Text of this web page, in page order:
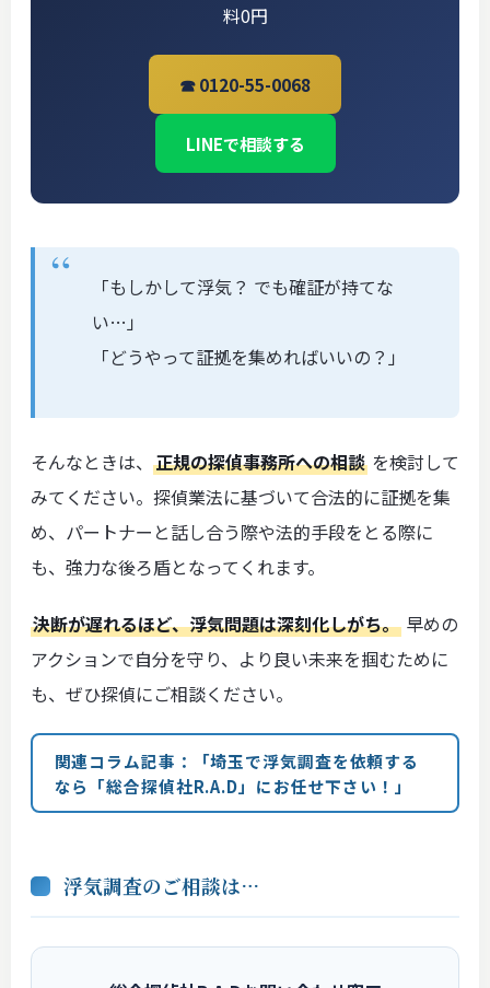
料0円
☎ 0120-55-0068
LINEで相談する
「もしかして浮気？ でも確証が持てな
い…」
「どうやって証拠を集めればいいの？」
そんなときは、 正規の探偵事務所への相談 を検討して
みてください。探偵業法に基づいて合法的に証拠を集
め、パートナーと話し合う際や法的手段をとる際に
も、強力な後ろ盾となってくれます。
決断が遅れるほど、浮気問題は深刻化しがち。 早めの
アクションで自分を守り、より良い未来を掴むために
も、ぜひ探偵にご相談ください。
関連コラム記事：「埼玉で浮気調査を依頼する
なら「総合探偵社R.A.D」にお任せ下さい！」
浮気調査のご相談は…